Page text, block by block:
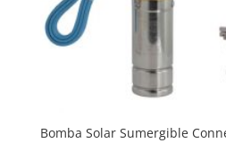
Bomba Solar Sumergible